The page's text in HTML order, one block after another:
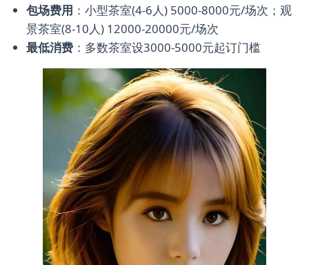
包场费用 ：小型茶室(4-6人) 5000-8000元/场次；观
景茶室(8-10人) 12000-20000元/场次
最低消费 ：多数茶室设3000-5000元起订门槛